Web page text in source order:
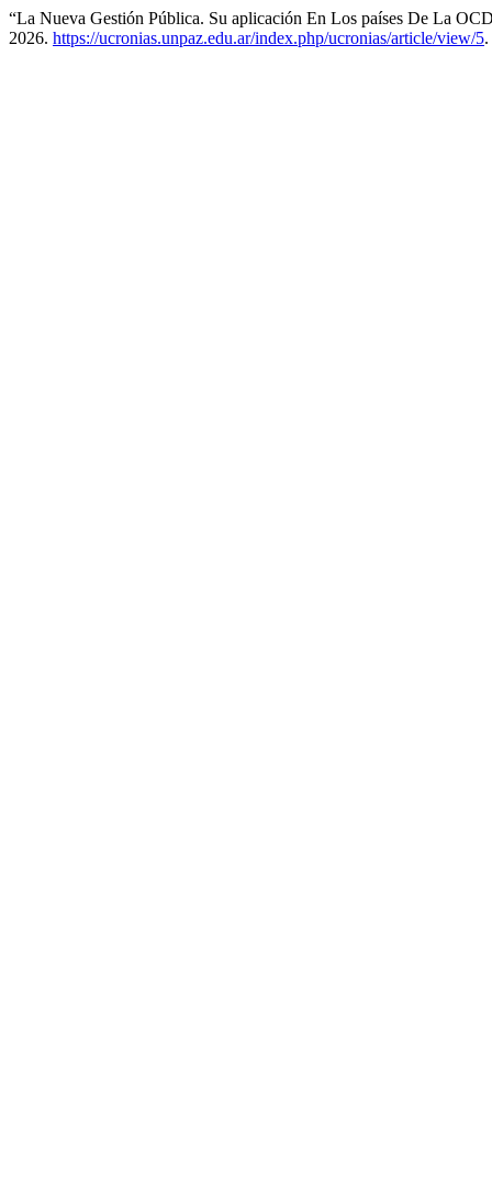
“La Nueva Gestión Pública. Su aplicación En Los países De La
2026. https://ucronias.unpaz.edu.ar/index.php/ucronias/article/view/5.